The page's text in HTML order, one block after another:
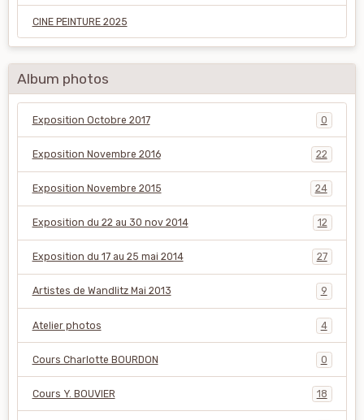
CINE PEINTURE 2025
Album photos
Exposition Octobre 2017 0
Exposition Novembre 2016 22
Exposition Novembre 2015 24
Exposition du 22 au 30 nov 2014 12
Exposition du 17 au 25 mai 2014 27
Artistes de Wandlitz Mai 2013 9
Atelier photos 4
Cours Charlotte BOURDON 0
Cours Y. BOUVIER 18